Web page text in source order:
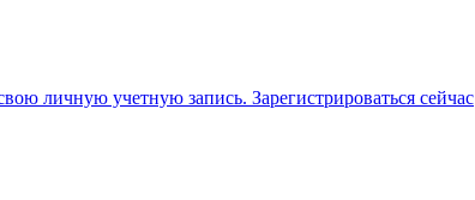
личную учетную запись. Зарегистрироваться сейчас